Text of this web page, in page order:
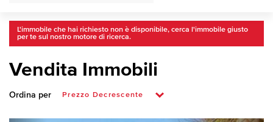
L'immobile che hai richiesto non è disponibile, cerca l'immobile giusto
per te sul nostro motore di ricerca.
Vendita Immobili
Ordina per